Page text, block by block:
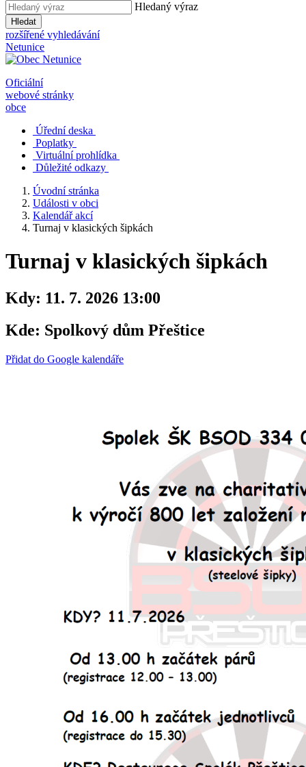
Hledaný výraz
Hledat
rozšířené vyhledávání
Netunice
Oficiální
webové stránky
obce
Úřední deska
Poplatky
Virtuální prohlídka
Důležité odkazy
Úvodní stránka
Události v obci
Kalendář akcí
Turnaj v klasických šipkách
Turnaj v klasických šipkách
Kdy: 11. 7. 2026 13:00
Kde: Spolkový dům Přeštice
Přidat do Google kalendáře